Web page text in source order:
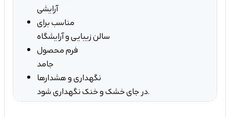
آرایشی
مناسب برای
سالن زیبایی و آرایشگاه
فرم محصول
جامد
نگهداری و هشدارها
در جای خشک و خنک نگهداری شود.